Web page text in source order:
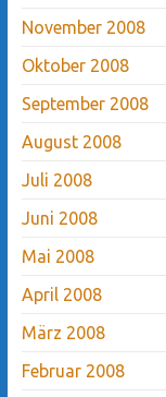
November 2008
Oktober 2008
September 2008
August 2008
Juli 2008
Juni 2008
Mai 2008
April 2008
März 2008
Februar 2008